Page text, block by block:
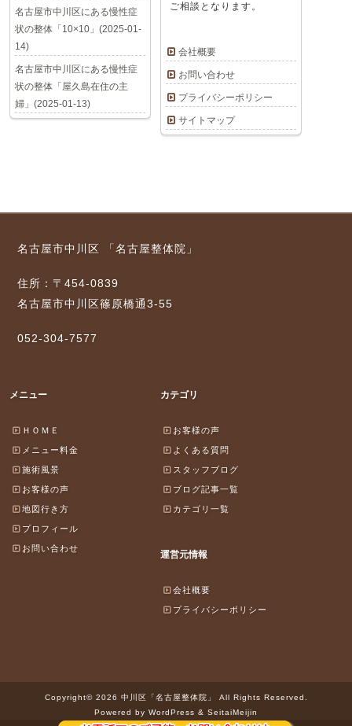
ご相談となります。
会社概要
お問い合わせ
プライバシーポリシー
サイトマップ
名古屋市中川区にある慢性症
状の整体「10×10」(2025-01-
14)
名古屋市中川区にある慢性症
状の整体「屋久島在住の主
婦」(2025-01-13)
名古屋市中川区 「名古屋整体院」
住所：〒454-0839
名古屋市中川区篠原橋通3-55
052-304-7577
メニュー
ＨＯＭＥ
メニュー料金
施術風景
お客様の声
地図行き方
プロフィール
お問い合わせ
カテゴリ
お客様の声
よくある質問
スタッフブログ
ブログ記事一覧
カテゴリ一覧
運営元情報
会社概要
プライバシーポリシー
Copyright© 2026 中川区「名古屋整体院」 All Rights Reserved.
Powered by WordPress & SeitaiMeijin